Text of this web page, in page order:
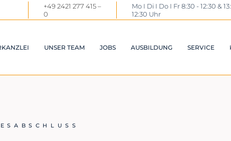
+49 2421 277 415 –
0
Mo I Di I Do I Fr 8:30 - 12:30 &
12:30 Uhr
UNSER TEAM JOBS AUSBILDUNG SERVICE